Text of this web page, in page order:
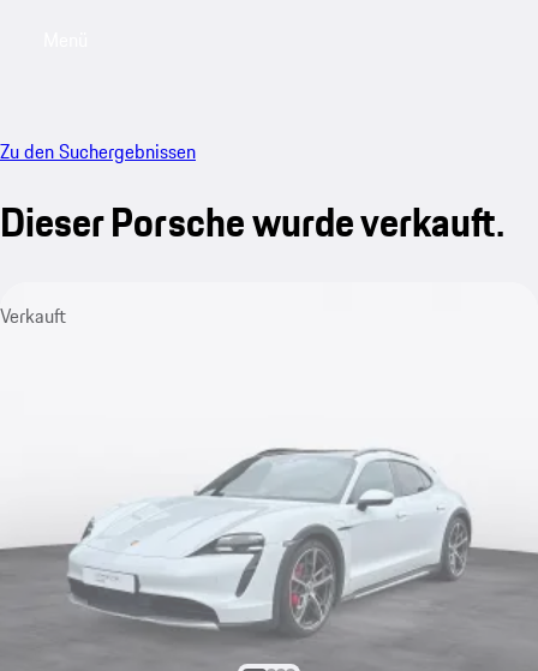
Zu den Suchergebnissen
Dieser Porsche wurde verkauft.
Verkauft